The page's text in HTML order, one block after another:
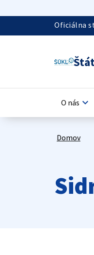
Oficiálna
O nás keyboard_arrow_down
Domov